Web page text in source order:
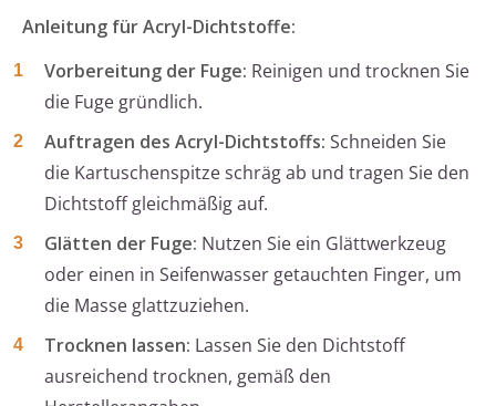
Anleitung für Acryl-Dichtstoffe:
Vorbereitung der Fuge: Reinigen und trocknen Sie
die Fuge gründlich.
Auftragen des Acryl-Dichtstoffs: Schneiden Sie
die Kartuschenspitze schräg ab und tragen Sie den
Dichtstoff gleichmäßig auf.
Glätten der Fuge: Nutzen Sie ein Glättwerkzeug
oder einen in Seifenwasser getauchten Finger, um
die Masse glattzuziehen.
Trocknen lassen: Lassen Sie den Dichtstoff
ausreichend trocknen, gemäß den